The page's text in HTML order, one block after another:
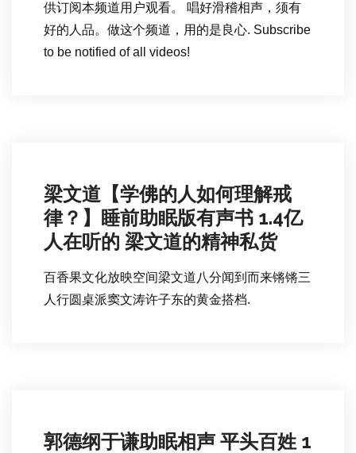
供订阅本频道用户观看。 唱好滑稽相声，须有
好的人品。做这个频道，用的是良心. Subscribe
to be notified of all videos!
梁文道【学佛的人如何理解戒
律？】睡前助眠版有声书 1.4亿
人在听的 梁文道的精神私货
百香果文化放映空间梁文道八分闻到而来锵锵三
人行圆桌派窦文涛许子东的黄金搭档.
郭德纲于谦助眠相声 平头百姓 1